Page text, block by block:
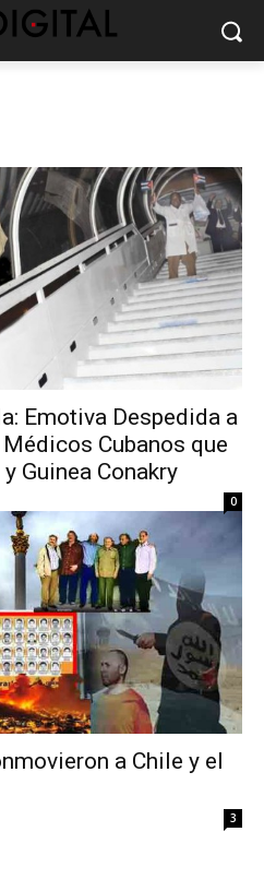
Emotiva Despedida a
Cubanos que
Guinea Conakry
0
a Chile y el
3